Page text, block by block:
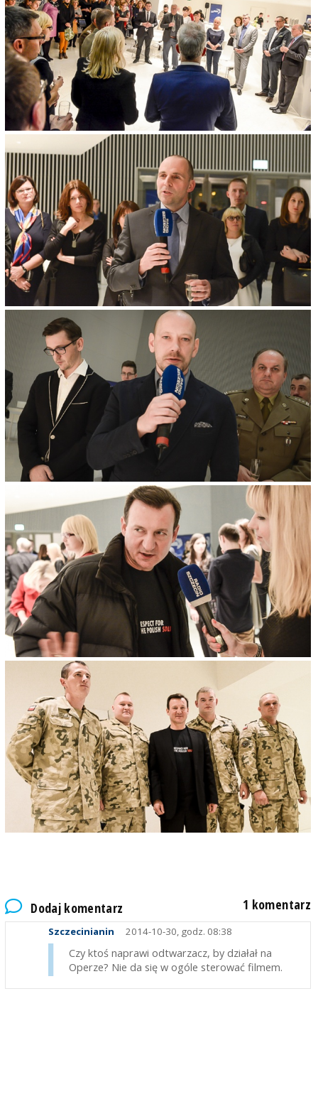
Dodaj komentarz 1 komentarz
Szczecinianin 2014-10-30, godz. 08:38
Czy ktoś naprawi odtwarzacz, by działał na
Operze? Nie da się w ogóle sterować filmem.